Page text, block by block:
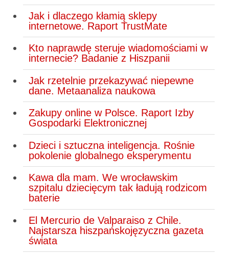
Jak i dlaczego kłamią sklepy
internetowe. Raport TrustMate
Kto naprawdę steruje wiadomościami w
internecie? Badanie z Hiszpanii
Jak rzetelnie przekazywać niepewne
dane. Metaanaliza naukowa
Zakupy online w Polsce. Raport Izby
Gospodarki Elektronicznej
Dzieci i sztuczna inteligencja. Rośnie
pokolenie globalnego eksperymentu
Kawa dla mam. We wrocławskim
szpitalu dziecięcym tak ładują rodzicom
baterie
El Mercurio de Valparaiso z Chile.
Najstarsza hiszpańskojęzyczna gazeta
świata